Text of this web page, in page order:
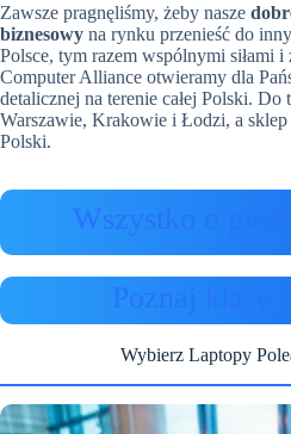
Zawsze pragnęliśmy, żeby nasze
biznesowy na rynku przenieść do
Polsce, tym razem wspólnymi siłami i
Computer Alliance otwieramy dla
detalicznej na terenie całej Polski.
Warszawie, Krakowie i Łodzi, a sklep
Polski.
Wszystko o
Poznaj klasy
Wybierz Laptopy